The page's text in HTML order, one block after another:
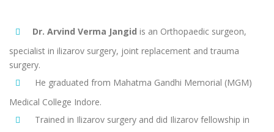
Dr. Arvind Verma Jangid is an Orthopaedic surgeon,
specialist in ilizarov surgery, joint replacement and trauma
surgery.
He graduated from Mahatma Gandhi Memorial (MGM)
Medical College Indore.
Trained in Ilizarov surgery and did Ilizarov fellowship in